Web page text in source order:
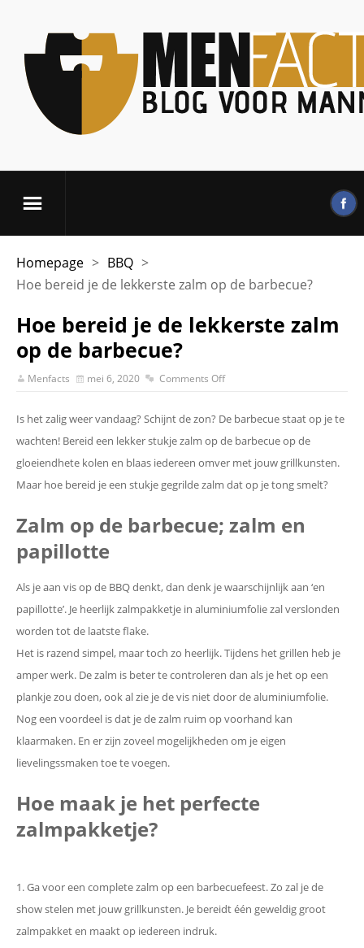
Homepage > BBQ >
Hoe bereid je de lekkerste zalm op de barbecue?
Hoe bereid je de lekkerste zalm
op de barbecue?
Menfacts mei 6, 2020 Comments Off
Is het zalig weer vandaag? Schijnt de zon? De barbecue staat op je te
wachten! Bereid een lekker stukje zalm op de barbecue op de
gloeiendhete kolen en blaas iedereen omver met jouw grillkunsten.
Maar hoe bereid je een stukje gegrilde zalm dat op je tong smelt?
Zalm op de barbecue; zalm en
papillotte
Als je aan vis op de BBQ denkt, dan denk je waarschijnlijk aan ‘en
papillotte’. Je heerlijk zalmpakketje in aluminiumfolie zal verslonden
worden tot de laatste flake.
Het is razend simpel, maar toch zo heerlijk. Tijdens het grillen heb je
amper werk. De zalm is beter te controleren dan als je het op een
plankje zou doen, ook al zie je de vis niet door de aluminiumfolie.
Nog een voordeel is dat je de zalm ruim op voorhand kan
klaarmaken. En er zijn zoveel mogelijkheden om je eigen
lievelingssmaken toe te voegen.
Hoe maak je het perfecte
zalmpakketje?
1. Ga voor een complete zalm op een barbecuefeest. Zo zal je de
show stelen met jouw grillkunsten. Je bereidt één geweldig groot
zalmpakket en maakt op iedereen indruk.